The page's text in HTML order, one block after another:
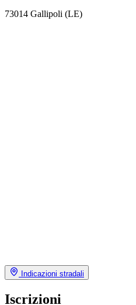
73014 Gallipoli (LE)
Indicazioni stradali
Iscrizioni